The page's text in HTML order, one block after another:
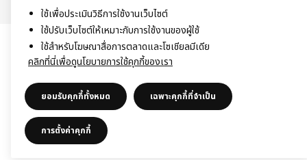
ใช้เพื่อประเมินวิธีการใช้งานเว็บไซต์
ใช้ปรับเว็บไซต์ให้เหมาะกับการใช้งานของผู้ใช้
ใช้สำหรับโฆษณาสื่อการตลาดและโซเชียลมีเดีย
คลิกที่นี่เพื่อดูนโยบายการใช้คุกกี้ของเรา
ยอมรับคุกกี้ทั้งหมด เฉพาะคุกกี้ที่จำเป็น
การตั้งค่าคุกกี้